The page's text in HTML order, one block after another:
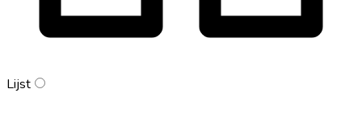
Lijst